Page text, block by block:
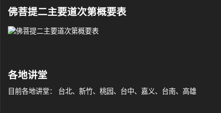
佛菩提二主要道次第概要表
各地讲堂
目前各地讲堂： 台北、新竹、桃园、台中、嘉义、台南、高雄